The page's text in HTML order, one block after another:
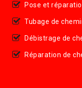
Pose et
Tubage de
Débistrage de
Réparation de